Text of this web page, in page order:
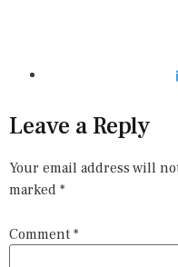
Leave a Reply
Your email address will
marked *
Comment *